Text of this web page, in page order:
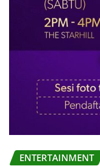
ENTERTAINMENT